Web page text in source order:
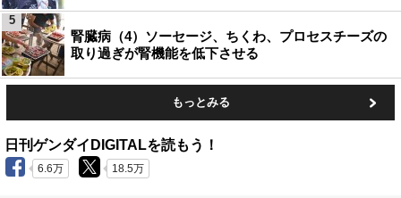
腎臓病（4）ソーセージ、ちくわ、プロセスチーズの
取り過ぎが腎機能を低下させる
5
もっとみる
日刊ゲンダイDIGITALを読もう！
6.6万 18.5万